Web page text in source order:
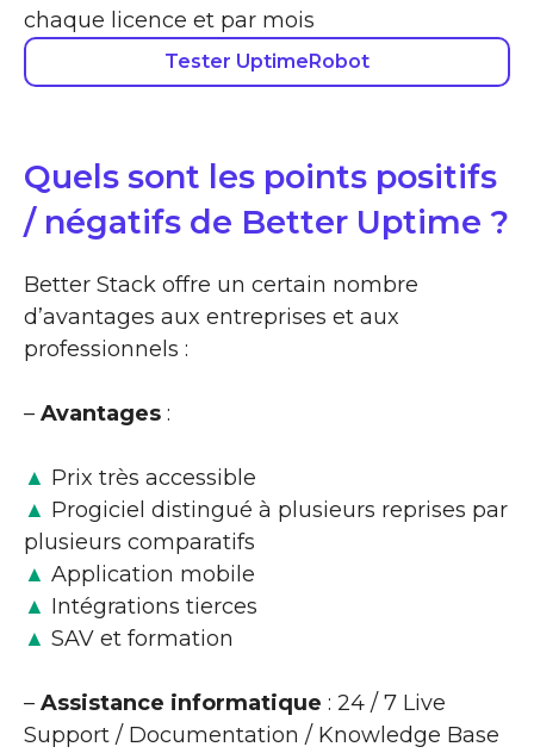
chaque licence et par mois
Tester UptimeRobot
Quels sont les points positifs
/ négatifs de Better Uptime ?
Better Stack offre un certain nombre
d’avantages aux entreprises et aux
professionnels :
– Avantages :
▲ Prix très accessible
▲ Progiciel distingué à plusieurs reprises par
plusieurs comparatifs
▲ Application mobile
▲ Intégrations tierces
▲ SAV et formation
– Assistance informatique : 24 / 7 Live
Support / Documentation / Knowledge Base